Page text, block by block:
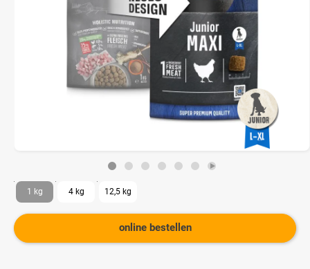
1 kg 4 kg 12,5 kg
online bestellen